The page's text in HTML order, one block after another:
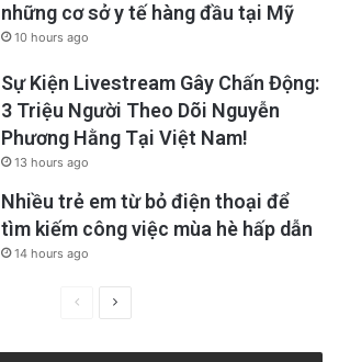
những cơ sở y tế hàng đầu tại Mỹ
10 hours ago
Sự Kiện Livestream Gây Chấn Động:
3 Triệu Người Theo Dõi Nguyễn
Phương Hằng Tại Việt Nam!
13 hours ago
Nhiều trẻ em từ bỏ điện thoại để
tìm kiếm công việc mùa hè hấp dẫn
14 hours ago
PreviousNext